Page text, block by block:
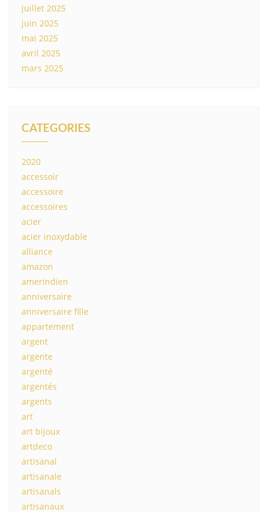
juillet 2025
juin 2025
mai 2025
avril 2025
mars 2025
CATEGORIES
2020
accessoir
accessoire
accessoires
acier
acier inoxydable
alliance
amazon
amerindien
anniversaire
anniversaire fille
appartement
argent
argente
argenté
argentés
argents
art
art bijoux
artdeco
artisanal
artisanale
artisanals
artisanaux